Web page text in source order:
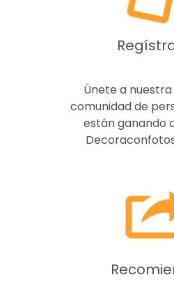
Únete a
comunidad de
están ganando